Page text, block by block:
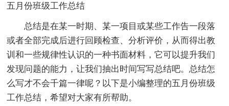
五月份班级工作总结
总结是在某一时期、某一项目或某些工作告一段落
或者全部完成后进行回顾检查、分析评价，从而得出教
训和一些规律性认识的一种书面材料，它可以提升我们
发现问题的能力，让我们抽出时间写写总结吧。总结怎
么写才不会千篇一律呢？以下是小编整理的五月份班级
工作总结，希望对大家有所帮助。